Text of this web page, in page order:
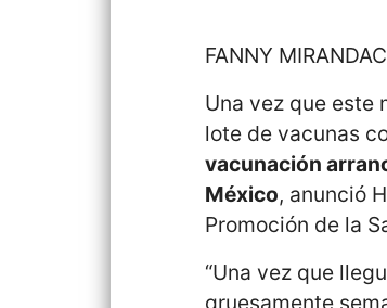
FANNY
Una vez que este
lote de vacunas
vacunación
México, anunció
Promoción de la
“Una vez que
gruesamente